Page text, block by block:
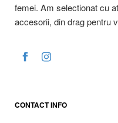
femei. Am selectionat cu
accesorii, din drag pentru
CONTACT INFO